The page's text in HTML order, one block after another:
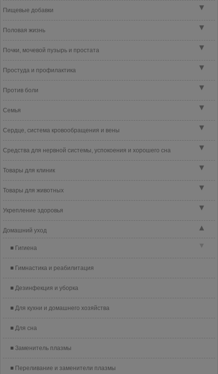
▼
Пищевые добавки
▼
Половая жизнь
▼
Почки, мочевой пузырь и простата
▼
Простуда и профилактика
▼
Против боли
▼
Семья
▼
Сердце, система кровообращения и вены
▼
Средства для нервной системы, успокоения и хорошего сна
▼
Товары для клиник
▼
Товары для животных
▼
Укрепление здоровья
▲
Домашний уход
▼
Гигиена
Гимнастика и реабилитация
Дезинфекция и уборка
Для кухни и домашнего хозяйства
Для сна
Заменитель плазмы
Переливание и заменители плазмы